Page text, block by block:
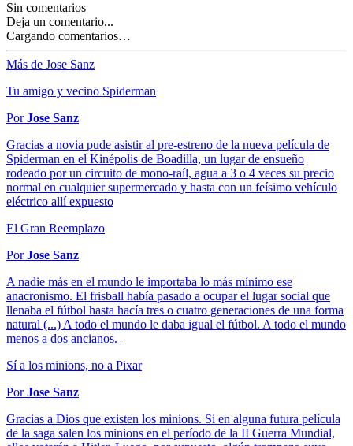
Sin comentarios
Deja un comentario...
Cargando comentarios…
Más de Jose Sanz
Tu amigo y vecino Spiderman
PorJose Sanz
Gracias a novia pude asistir al pre-estreno de la nueva película de
Spiderman en el Kinépolis de Boadilla, un lugar de ensueño
rodeado por un circuito de mono-raíl, agua a 3 o 4 veces su precio
normal en cualquier supermercado y hasta con un feísimo vehículo
eléctrico allí expuesto
El Gran Reemplazo
PorJose Sanz
A nadie más en el mundo le importaba lo más mínimo ese
anacronismo. El frisball había pasado a ocupar el lugar social que
llenaba el fútbol hasta hacía tres o cuatro generaciones de una forma
natural (...) A todo el mundo le daba igual el fútbol. A todo el mundo
menos a dos ancianos.
Sí a los minions, no a Pixar
PorJose Sanz
Gracias a Dios que existen los minions. Si en alguna futura película
de la saga salen los minions en el período de la II Guerra Mundial,